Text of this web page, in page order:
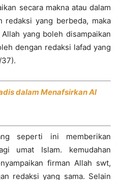
secara makna atau dalam
redaksi yang berbeda, maka
yang boleh disampaikan
dengan redaksi lafad yang
37).
dalam Menafsirkan Al
seperti ini memberikan
umat Islam. kemudahan
firman Allah swt,
redaksi yang sama. Selain